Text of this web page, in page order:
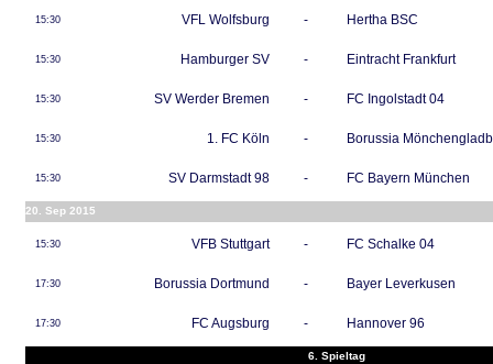
15:30 VFL Wolfsburg - Hertha BSC
15:30 Hamburger SV - Eintracht Frankfurt
15:30 SV Werder Bremen - FC Ingolstadt 04
15:30 1. FC Köln - Borussia
15:30 SV Darmstadt 98 - FC Bayern München
20. Sep 2015
15:30 VFB Stuttgart - FC Schalke 04
17:30 Borussia Dortmund - Bayer Leverkusen
17:30 FC Augsburg - Hannover 96
6. Spieltag